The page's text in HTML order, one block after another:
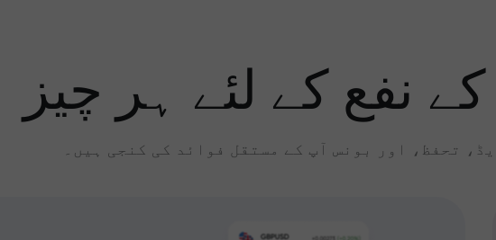
نفع کے لئے ہر چیز
تحفظ، اور بونس آپ کے مستقل فوائد کی کنجی ہیں۔